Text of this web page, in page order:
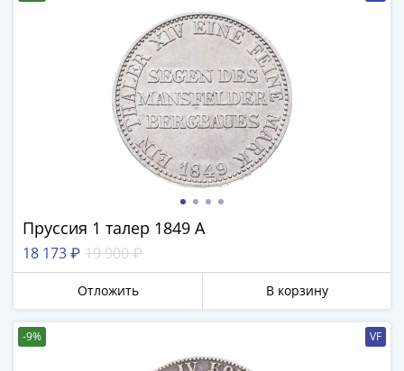
Пруссия 1 талер 1849 А
18 173 ₽ 19 900 ₽
Отложить В корзину
-9% VF